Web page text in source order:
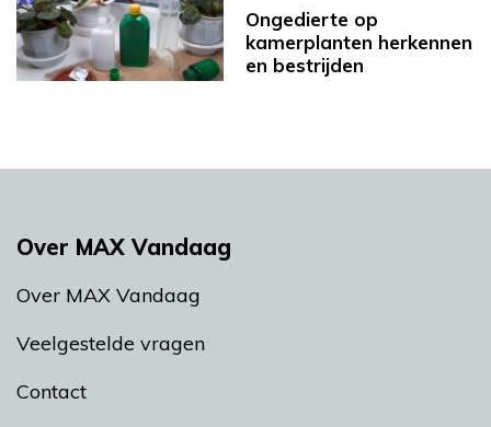
Ongedierte op
kamerplanten herkennen
en bestrijden
Over MAX Vandaag
Over MAX Vandaag
Veelgestelde vragen
Contact